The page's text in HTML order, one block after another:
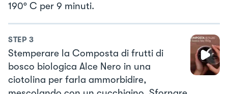
190° C per 9 minuti.
STEP 3
Stemperare la Composta di frutti di
bosco biologica Alce Nero in una
ciotolina per farla ammorbidire,